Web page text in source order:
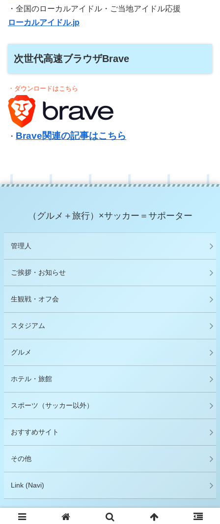
・全国のローカルアイドル・ご当地アイドル応援
ローカルアイドル.jp
次世代高速ブラウザBrave
・ダウンロードはこちら
・ Brave関連の記事はこちら
（グルメ＋旅行）×サッカー＝サポーター
管理人
ご挨拶・お知らせ
生観戦・オフ会
スタジアム
グルメ
ホテル・旅館
スポーツ（サッカー以外）
おすすめサイト
その他
Link (Navi)
© 2015 （グルメ＋旅行）×サッカー＝サポーター.